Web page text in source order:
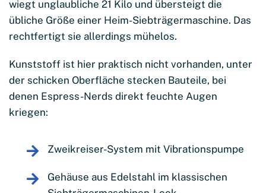
wiegt unglaubliche 21 Kilo und übersteigt die
übliche Größe einer Heim-Siebträgermaschine. Das
rechtfertigt sie allerdings mühelos.
Kunststoff ist hier praktisch nicht vorhanden, unter
der schicken Oberfläche stecken Bauteile, bei
denen Espress-Nerds direkt feuchte Augen
kriegen:
Zweikreiser-System mit Vibrationspumpe
Gehäuse aus Edelstahl im klassischen